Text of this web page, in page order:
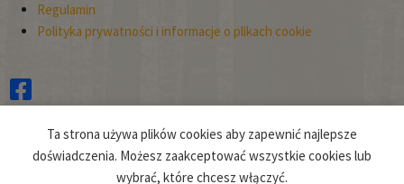
Regulamin
Polityka prywatności i informacje o plikach cookie
Copyright © 2026
Planto.
Projekt i realizacja:clivio.pl
Ta strona używa plików cookies aby zapewnić najlepsze
doświadczenia. Możesz zaakceptować wszystkie cookies lub
wybrać, które chcesz włączyć.